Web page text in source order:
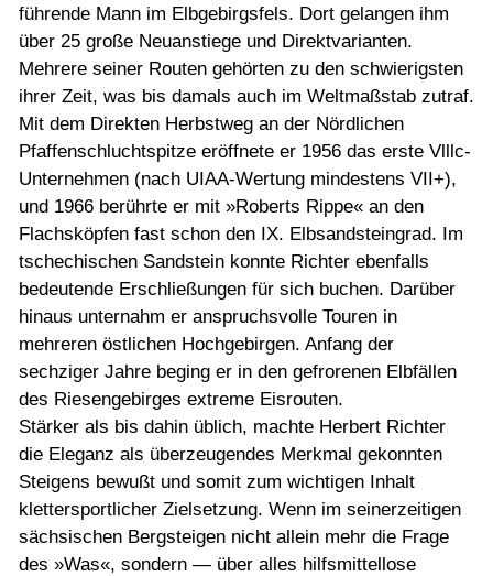
führende Mann im Elbgebirgsfels. Dort gelangen ihm
über 25 große Neuanstiege und Direktvarianten.
Mehrere seiner Routen gehörten zu den schwierigsten
ihrer Zeit, was bis damals auch im Weltmaßstab zutraf.
Mit dem Direkten Herbstweg an der Nördlichen
Pfaffenschluchtspitze eröffnete er 1956 das erste Vlllc-
Unternehmen (nach UIAA-Wertung mindestens VII+),
und 1966 berührte er mit »Roberts Rippe« an den
Flachsköpfen fast schon den IX. Elbsandsteingrad. Im
tschechischen Sandstein konnte Richter ebenfalls
bedeutende Erschließungen für sich buchen. Darüber
hinaus unternahm er anspruchsvolle Touren in
mehreren östlichen Hochgebirgen. Anfang der
sechziger Jahre beging er in den gefrorenen Elbfällen
des Riesengebirges extreme Eisrouten.
Stärker als bis dahin üblich, machte Herbert Richter
die Eleganz als überzeugendes Merkmal gekonnten
Steigens bewußt und somit zum wichtigen Inhalt
klettersportlicher Zielsetzung. Wenn im seinerzeitigen
sächsischen Bergsteigen nicht allein mehr die Frage
des »Was«, sondern — über alles hilfsmittellose